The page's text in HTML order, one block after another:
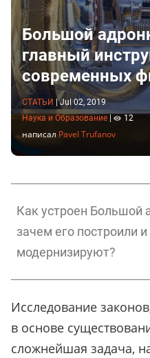
Большой
главный
современных
СТАТЬИ | Jul 02, 2019
Наука и Образование
12
написал Pavel Trufanov
Как устроен Большой
зачем его построили
модернизируют?
Исследование
в основе
сложнейшая задача,